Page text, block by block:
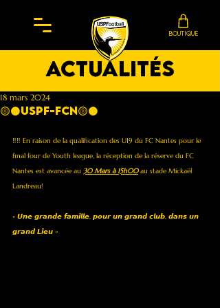
BOUTIQUE
actualités
🟡⚫️USPF-FCN🟡⚫️
18 mars 2024
‼️‼️ En raison de la qualification des U19 du FC Nantes pour le
final four de Youth league, la réception de la réserve du FC
Nantes est avancée au 30 Mars à 15h00 au stade Mickaël
Landreau!
« 𝙐𝙣𝙚 𝙜𝙧𝙖𝙣𝙙𝙚 𝙛𝙖𝙢𝙞𝙡𝙡𝙚, 𝙥𝙤𝙪𝙧 𝙪𝙣 𝙜𝙧𝙖𝙣𝙙 𝙘𝙡𝙪𝙗, 𝙙𝙖𝙣𝙨 𝙪𝙣
𝙜𝙧𝙖𝙣𝙙 𝙇𝙞𝙚𝙪 »